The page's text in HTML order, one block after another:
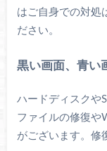
はご自身での対処
ださい。
黒い画面、青い
ハードディスクや
ファイルの修復や
がございます。修